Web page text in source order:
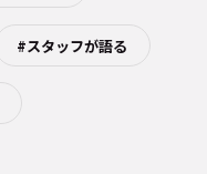
#スタッフが語る